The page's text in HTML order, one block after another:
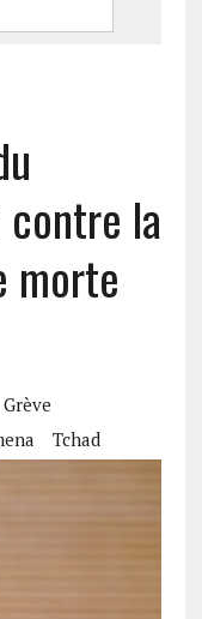
la
morte
Grève
Tchad